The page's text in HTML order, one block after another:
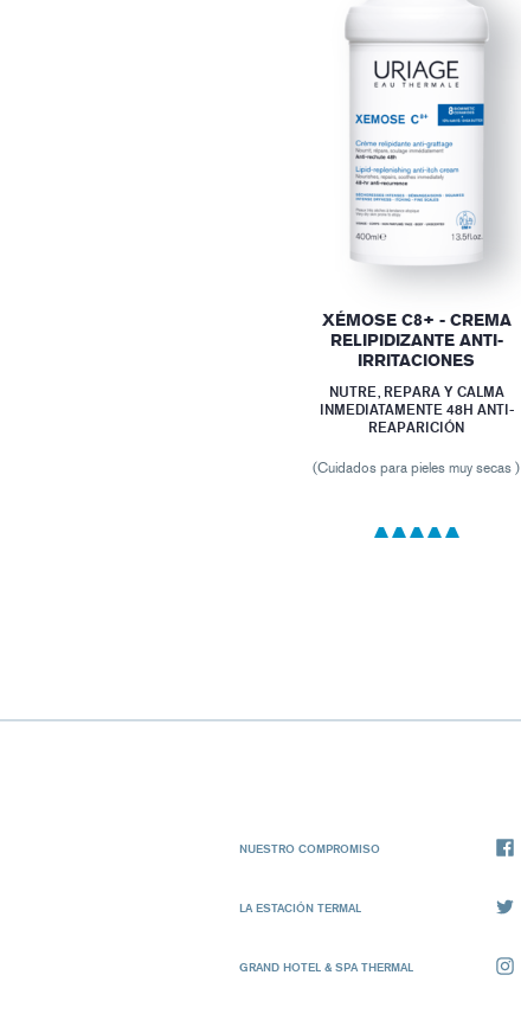
XÉMOSE C8+ - CREMA
RELIPIDIZANTE ANTI-
IRRITACIONES
NUTRE, REPARA Y CALMA
INMEDIATAMENTE 48H ANTI-
REAPARICIÓN
(Cuidados para pieles muy secas )
NUESTRO COMPROMISO
LA ESTACIÓN TERMAL
GRAND HOTEL & SPA THERMAL